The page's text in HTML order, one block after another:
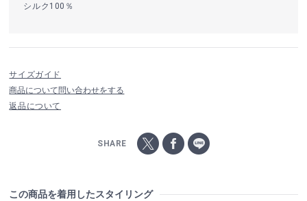
シルク100％
サイズガイド
商品について問い合わせをする
返品について
SHARE
この商品を着用したスタイリング